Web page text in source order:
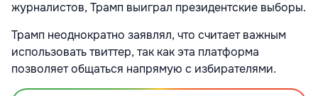
журналистов, Трамп выиграл президентские выборы.
Трамп неоднократно заявлял, что считает важным
использовать твиттер, так как эта платформа
позволяет общаться напрямую с избирателями.